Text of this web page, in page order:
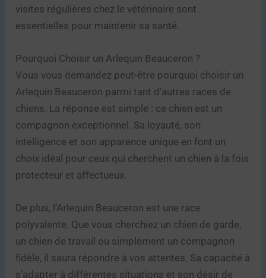
visites régulières chez le vétérinaire sont
essentielles pour maintenir sa santé.
Pourquoi Choisir un Arlequin Beauceron ?
Vous vous demandez peut-être pourquoi choisir un
Arlequin Beauceron parmi tant d’autres races de
chiens. La réponse est simple : ce chien est un
compagnon exceptionnel. Sa loyauté, son
intelligence et son apparence unique en font un
choix idéal pour ceux qui cherchent un chien à la fois
protecteur et affectueux.
De plus, l’Arlequin Beauceron est une race
polyvalente. Que vous cherchiez un chien de garde,
un chien de travail ou simplement un compagnon
fidèle, il saura répondre à vos attentes. Sa capacité à
s’adapter à différentes situations et son désir de